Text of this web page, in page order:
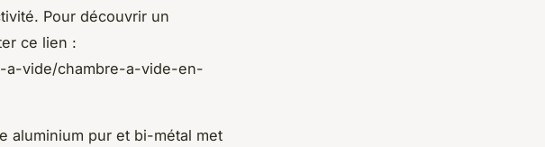
Pour découvrir un
ce lien :
a-vide/chambre-a-vide-en-
aluminium pur et bi-métal met